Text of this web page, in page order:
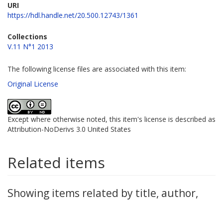
URI
https://hdl.handle.net/20.500.12743/1361
Collections
V.11 N°1 2013
The following license files are associated with this item:
Original License
Except where otherwise noted, this item's license is described as
Attribution-NoDerivs 3.0 United States
Related items
Showing items related by title, author,